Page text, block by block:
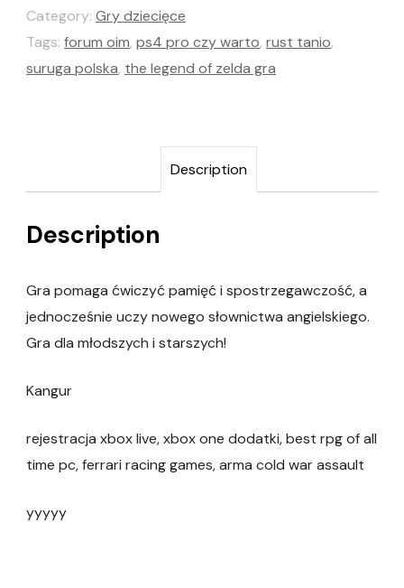
Category: Gry dziecięce
Tags: forum oim, ps4 pro czy warto, rust tanio,
suruga polska, the legend of zelda gra
Description
Description
Gra pomaga ćwiczyć pamięć i spostrzegawczość, a
jednocześnie uczy nowego słownictwa angielskiego.
Gra dla młodszych i starszych!
Kangur
rejestracja xbox live, xbox one dodatki, best rpg of all
time pc, ferrari racing games, arma cold war assault
yyyyy